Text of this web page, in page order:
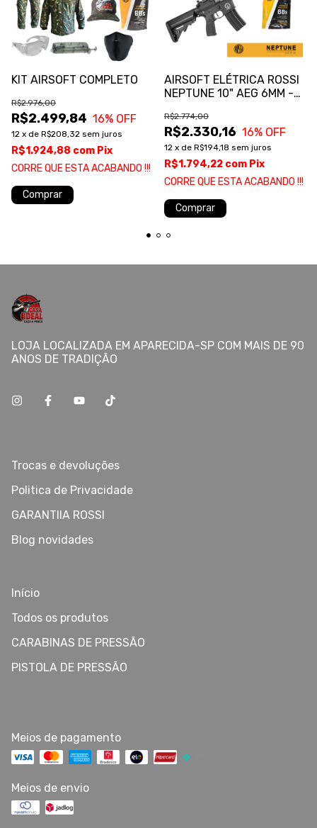
KIT AIRSOFT COMPLETO
R$2.499,84
R$2.976,00
16% OFF
12 x de R$208,32 sem juros
R$1.924,88 com Pix
CORRE QUE ESTA ACABANDO !!!
Comprar
AIRSOFT ELÉTRICA ROSSI
NEPTUNE 10" AEG 6MM -
DESENPENHO
R$2.330,16
R$2.774,00
16% OFF
12 x de R$194,18 sem juros
R$1.794,22 com Pix
CORRE QUE ESTA ACABANDO !!!
Comprar
LOJA LOCALIZADA EM APARECIDA-SP COM MAIS DE 90
ANOS DE TRADIÇÃO
Trocas e devoluções
Politica de Privacidade
GARANTIIA ROSSI
Blog novidades
Início
Todos os produtos
CARABINAS DE PRESSÃO
PISTOLA DE PRESSÃO
Meios de pagamento
Meios de envio